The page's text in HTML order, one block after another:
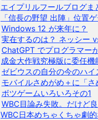
エイプリルフールブログま
「信長の野望 出陣」位置ゲ
Windows 12 が来年に？
実在するのは？ ネッシー
ChatGPT でプログラマー
成金大作戦究極版に委任機
ゼビウスの自分の今のハ
モバイルさめがめ＋に「
ボツゲームいろいろその1
WBC目論み失敗。だけど
WBC日本めちゃくちゃ劇